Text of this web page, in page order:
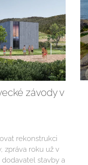
závody v
rekonstrukci
zpráva roku už v
stavby a